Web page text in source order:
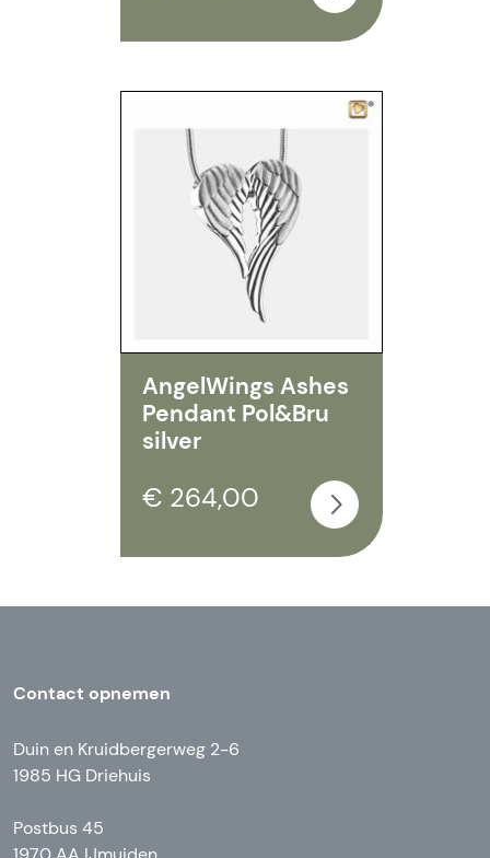
AngelWings Ashes
Pendant Pol&Bru
silver
€ 264,00
Contact opnemen
Duin en Kruidbergerweg 2-6
1985 HG Driehuis
Postbus 45